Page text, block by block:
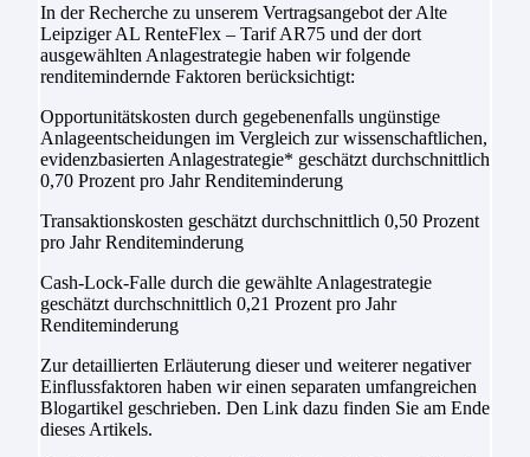
In der Recherche zu unserem Vertragsangebot der Alte
Leipziger AL RenteFlex – Tarif AR75 und der dort
ausgewählten Anlagestrategie haben wir folgende
renditemindernde Faktoren berücksichtigt:
Opportunitätskosten durch gegebenenfalls ungünstige
Anlageentscheidungen im Vergleich zur wissenschaftlichen,
evidenzbasierten Anlagestrategie* geschätzt durchschnittlich
0,70 Prozent pro Jahr Renditeminderung
Transaktionskosten geschätzt durchschnittlich 0,50 Prozent
pro Jahr Renditeminderung
Cash-Lock-Falle durch die gewählte Anlagestrategie
geschätzt durchschnittlich 0,21 Prozent pro Jahr
Renditeminderung
Zur detaillierten Erläuterung dieser und weiterer negativer
Einflussfaktoren haben wir einen separaten umfangreichen
Blogartikel geschrieben. Den Link dazu finden Sie am Ende
dieses Artikels.